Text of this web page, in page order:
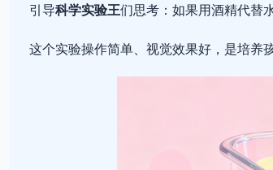
引导科学实验王们思考：如果用酒精代替
这个实验操作简单、视觉效果好，是培养